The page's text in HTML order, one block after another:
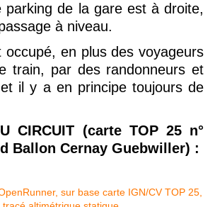
parking de la gare est à droite,
à niveau.
occupé, en plus des voyageurs
train, par des randonneurs et
il y a en principe toujours de
CIRCUIT (carte TOP 25 n°
Ballon Cernay Guebwiller) :